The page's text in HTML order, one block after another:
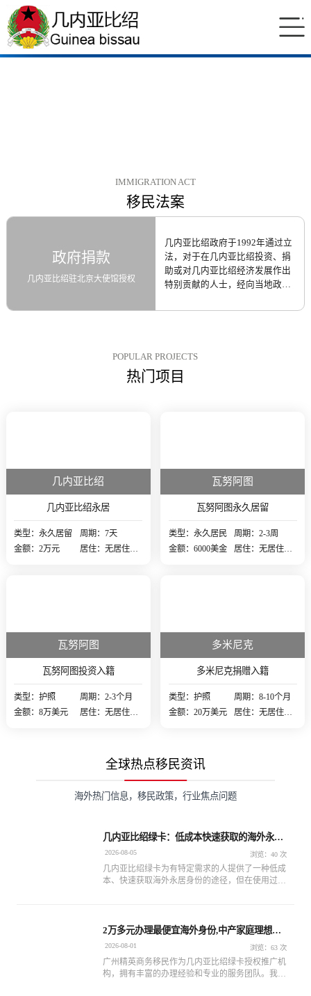
IMMIGRATION ACT
移民法案
政府捐款
几内亚比绍驻北京大使馆授权
几内亚比绍政府于1992年通过立
法，对于在几内亚比绍投资、捐
助或对几内亚比绍经济发展作出
特别贡献的人士，经向当地政府
比绍居留权，享受同等居民待
签证一经推出，就收获了部分投
资者的青睐。
POPULAR PROJECTS
热门项目
几内亚比绍
几内亚比绍永居
类型：永久居留
周期：7天
金额：2万元
居住：无居住要
瓦努阿图
瓦努阿图永久居留
类型：永久居民
周期：2-3周
金额：6000美金
居住：无居住要
瓦努阿图
瓦努阿图投资入籍
类型：护照
周期：2-3个月
金额：8万美元
居住：无居住要
多米尼克
多米尼克捐赠入籍
类型：护照
周期：8-10个月
金额：20万美元
居住：无居住要
全球热点移民资讯
海外热门信息，移民政策，行业焦点问题
几内亚比绍绿卡：低成本快速获取的海外永居
利器
2026-08-05 浏览：40 次
几内亚比绍绿卡为有特定需求的人提供了一种低成
本、快速获取海外永居身份的途径，但在使用过程
2万多元办理最便宜海外身份,中产家庭理想之
选
2026-08-01 浏览：63 次
广州精英商务移民作为几内亚比绍绿卡授权推广机
构，拥有丰富的办理经验和专业的服务团队。我们